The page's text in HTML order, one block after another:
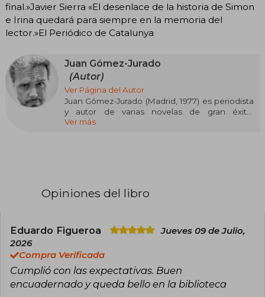
final.»Javier Sierra «El desenlace de la historia de Simon
e Irina quedará para siempre en la memoria del
lector.»El Periódico de Catalunya
Juan Gómez-Jurado
(Autor)
Ver Página del Autor
Juan Gómez-Jurado (Madrid, 1977) es periodista
y autor de varias novelas de gran éxito,
traducidas a cuarenta lenguas. Las novelas
género a nivel internacional. Prime está
internacional. En 2022, volvió a conquistar a los
Actualmente colabora con varios medios y es
cocreador de los podcast Todopoderosos y
Aquí hay dragones.
Ver más
Opiniones del libro
Eduardo Figueroa
Jueves 09 de Julio,
2026
Compra Verificada
Cumplió con las expectativas. Buen
encuadernado y queda bello en la biblioteca